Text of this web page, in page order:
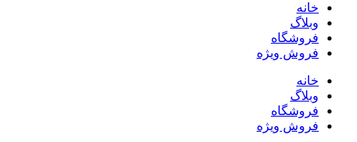
خانه
وبلاگ
فروشگاه
فروش ویژه
خانه
وبلاگ
فروشگاه
فروش ویژه